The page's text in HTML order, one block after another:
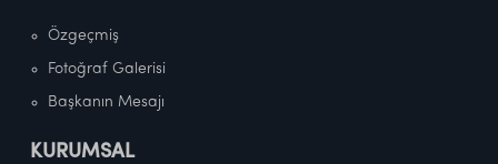
Özgeçmiş
Fotoğraf Galerisi
Başkanın Mesajı
KURUMSAL